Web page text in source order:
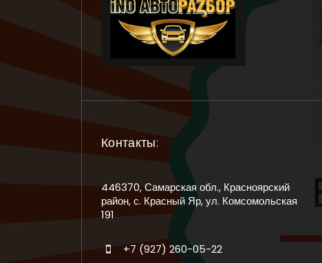
Контакты:
446370, Самарская обл., Красноярский
район, с. Красный Яр, ул. Комсомольская
191
+7 (927) 260-05-22